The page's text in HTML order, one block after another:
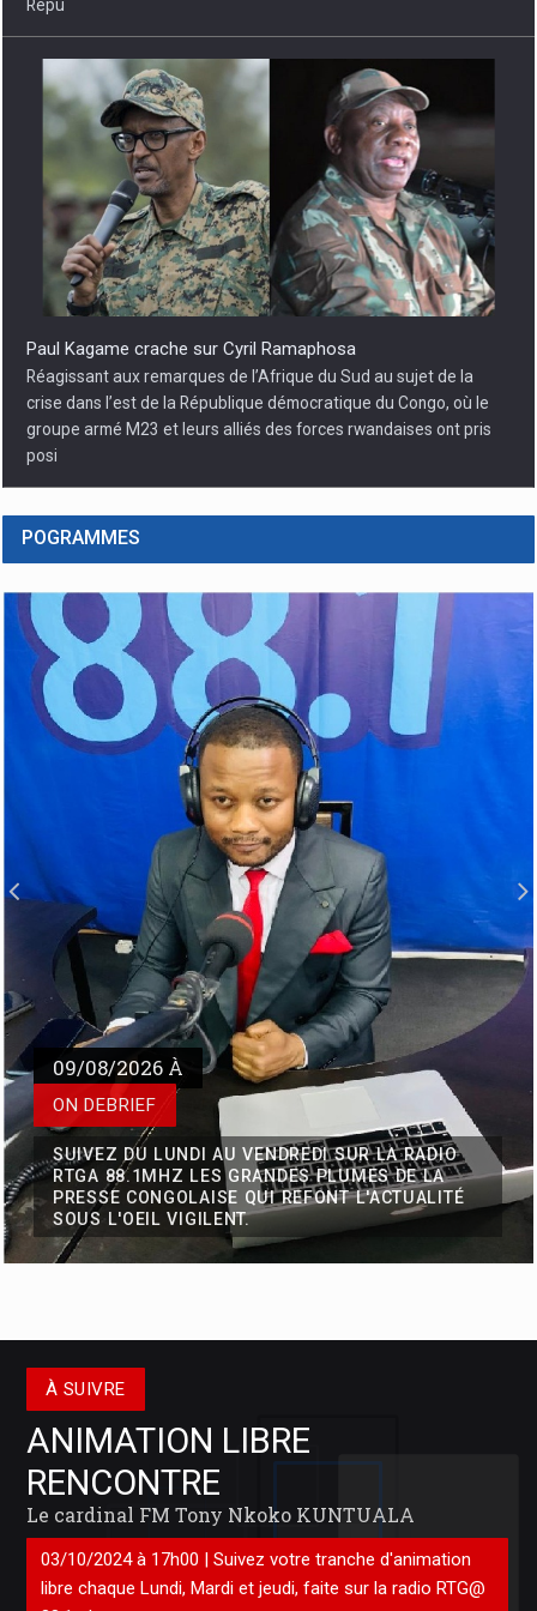
Répu
Paul Kagame crache sur Cyril Ramaphosa
Réagissant aux remarques de l’Afrique du Sud au sujet de la
crise dans l’est de la République démocratique du Congo, où le
groupe armé M23 et leurs alliés des forces rwandaises ont pris
posi
Agression rwandaise dans la partie Est de la RDC : Le
RAPUCO suspend la grève en soutien des FARDC et des
La situation de l’agression des M23 soutenus par les forces
armées rwandaises, dans l’Est de la république démocratique du
Congo, actuellement dans la ville de Goma chef de la province du
technologies de pointe pour les PSE
Pour mobiliser la finance climatique nationale, régionale et
internationale pour le déploiement des paiements pour services
environnementaux (PSE) en Afrique centrale, Ministres ayant en
charge l’
POGRAMMES
09/08/2026 À
ON DEBRIEF
SUIVEZ DU LUNDI AU VENDREDI SUR LA RADIO
RTGA 88.1MHZ LES GRANDES PLUMES DE LA
PRESSE CONGOLAISE QUI REFONT L'ACTUALITÉ
SOUS L'OEIL VIGILENT.
À SUIVRE
ANIMATION LIBRE
RENCONTRE
Le cardinal FM Tony Nkoko KUNTUALA
03/10/2024 à 17h00 | Suivez votre tranche d'animation
libre chaque Lundi, Mardi et jeudi, faite sur la radio RTG@